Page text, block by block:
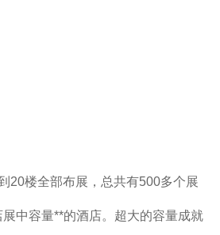
20楼全部布展，总共有500多个展
中容量**的酒店。超大的容量成就